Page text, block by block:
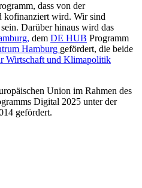
dass von der
kofinanziert wird. Wir sind
Darüber hinaus wird das
dem DE HUB Programm
Hamburg gefördert, die beide
Wirtschaft und Klimapolitik
Union im Rahmen des
Digital 2025 unter der
gefördert.